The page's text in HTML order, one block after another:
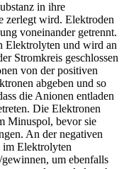
in ihre
zerlegt wird. Elektroden
voneinander getrennt.
Elektrolyten und wird an
Stromkreis geschlossen
von der positiven
abgeben und so
die Anionen entladen
Die Elektronen
Minuspol, bevor sie
An der negativen
Elektrolyten
um ebenfalls